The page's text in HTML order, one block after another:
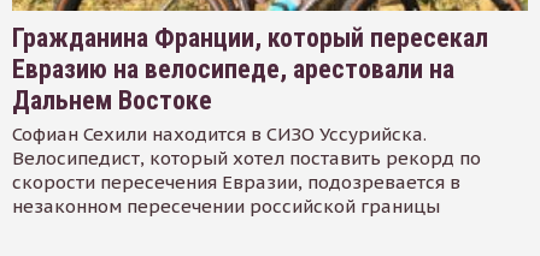
Гражданина Франции, который пересекал
Евразию на велосипеде, арестовали на
Дальнем Востоке
Софиан Сехили находится в СИЗО Уссурийска.
Велосипедист, который хотел поставить рекорд по
скорости пересечения Евразии, подозревается в
незаконном пересечении российской границы